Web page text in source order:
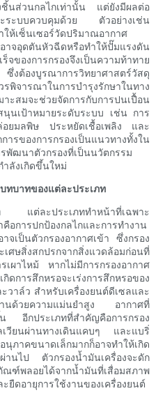
ชิ้นส่วนกลไกเท่านั้น แต่ยังมีผลต่อ
ะระบบควบคุมด้วย ตัวอย่างเช่น
ห้เซ็นเซอร์วัดปริมาณอากาศ
าจอุดตันหัวฉีดหรือทำให้ปั๊มแรงดัน
ของการกรองจึงเป็นความท้าทาย
องบูรณาการวิทยาศาสตร์วัสดุ
จารณาในการบำรุงรักษาในทาง
ะสมจะช่วยจัดการกับการปนเปื้อน
นเป้าหมายระดับระบบ เช่น การ
อยมลพิษ ประหยัดเชื้อเพลิง และ
รของการกรองเป็นแนวทางทั้งใน
พัฒนาตัวกรองที่เป็นนวัตกรรม
ลังเกิดขึ้นใหม่
ทบาทของแต่ละประเภท
ท แต่ละประเภททำหน้าที่เฉพาะ
อการปกป้องกลไกและการทำงาน
จเป็นตัวกรองอากาศเข้า ซึ่งกรอง
ษสิ่งสกปรกจากสิ่งแวดล้อมก่อนที่
เผาไหม้ หากไม่มีการกรองอากาศ
การสึกหรอจะเร่งการสึกหรอของ
าล์ว สำหรับเครื่องยนต์ดีเซลและ
านด้วยความแม่นยำสูง อากาศที่
อีกประเภทที่สำคัญคือการกรอง
วียนผ่านทางเดินแคบๆ และแบริ่
คขนาดเล็กมากก็อาจทำให้เกิด
ผ่านไป ตัวกรองน้ำมันเครื่องจะดัก
ฑ์พลอยได้จากน้ำมันที่เสื่อมสภาพ
ดอายุการใช้งานของเครื่องยนต์